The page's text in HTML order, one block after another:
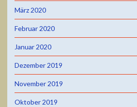
März 2020
Februar 2020
Januar 2020
Dezember 2019
November 2019
Oktober 2019